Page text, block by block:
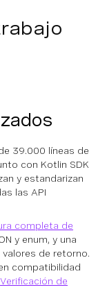
39.000 líneas de
con Kotlin SDK
y estandarizan
las API
completa de
y enum, y una
de retorno.
compatibilidad
Verificación de